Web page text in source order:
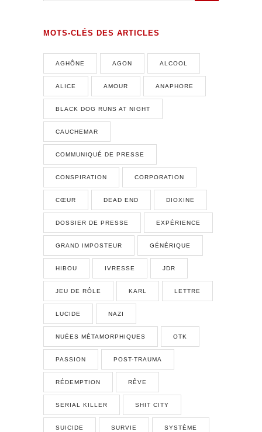
MOTS-CLÉS DES ARTICLES
AGHÔNE AGON ALCOOL
ALICE AMOUR ANAPHORE
BLACK DOG RUNS AT NIGHT
CAUCHEMAR
COMMUNIQUÉ DE PRESSE
CONSPIRATION CORPORATION
CŒUR DEAD END DIOXINE
DOSSIER DE PRESSE EXPÉRIENCE
GRAND IMPOSTEUR GÉNÉRIQUE
HIBOU IVRESSE JDR
JEU DE RÔLE KARL LETTRE
LUCIDE NAZI
NUÉES MÉTAMORPHIQUES OTK
PASSION POST-TRAUMA
RÉDEMPTION RÊVE
SERIAL KILLER SHIT CITY
SUICIDE SURVIE SYSTÈME